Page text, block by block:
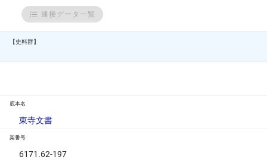
連接データ一覧
【史料群】
底本名
東寺文書
架番号
6171.62-197